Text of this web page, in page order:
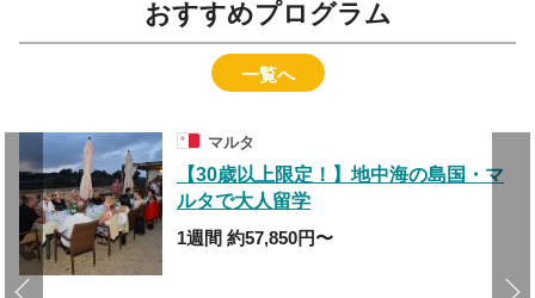
おすすめプログラム
一覧へ
マルタ
【30歳以上限定！】地中海の島国・マ
ルタで大人留学
1週間 約57,850円〜